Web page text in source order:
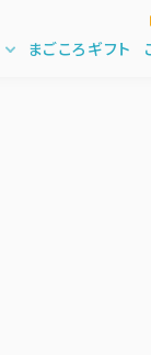
まごころギフト